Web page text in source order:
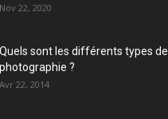
Nov 22, 2020
Quels sont les différents types de
photographie ?
Avr 22, 2014